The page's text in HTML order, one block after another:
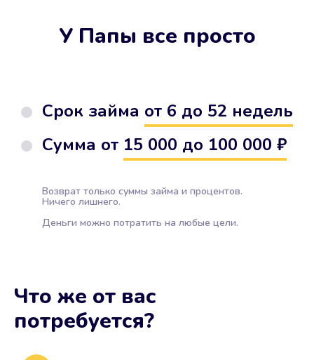
У Папы все просто
Срок займа от 6 до 52 недель
Сумма от 15 000 до 100 000 ₽
Возврат только суммы займа и процентов.
Ничего лишнего.
Деньги можно потратить на любые цели.
Что же от вас
потребуется?